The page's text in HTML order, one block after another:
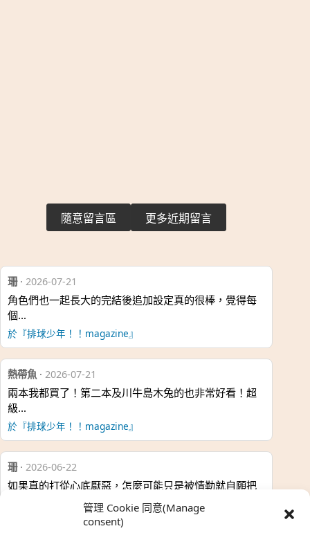
管理 Cookie 同意(Manage
consent)
隨意留言區 更多近期留言
珊· 2026-07-21
角色們也一起長大的完結後追加設定真的很棒，覺得每
個…
於『排球少年！！magazine』
熱帶魚 · 2026-07-21
兩本我都買了！第二本及川牛島木兔的也非常好看！超
級…
於『排球少年！！magazine』
珊· 2026-06-22
如果真的打從心底厭惡，怎麼可能只是被情勒就自願把